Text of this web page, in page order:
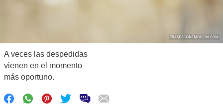
A veces las despedidas
vienen en el momento
más oportuno.